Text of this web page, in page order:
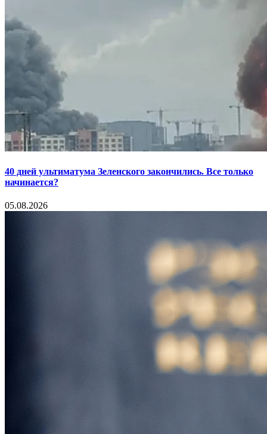
40 дней ультиматума Зеленского закончились. Все только
начинается?
05.08.2026